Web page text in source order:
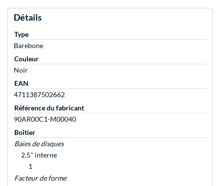
Détails
Type
Barebone
Couleur
Noir
EAN
4711387502662
Référence du fabricant
90AR00C1-M00040
Boîtier
Baies de disques
2.5" interne
1
Facteur de forme